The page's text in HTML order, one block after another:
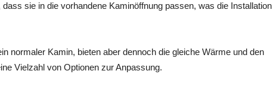
sie in die vorhandene Kaminöffnung passen, was die Installation
normaler Kamin, bieten aber dennoch die gleiche Wärme und den
Vielzahl von Optionen zur Anpassung.